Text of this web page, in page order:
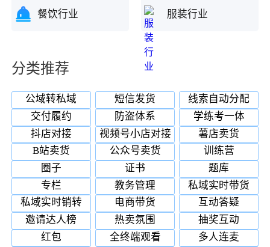
餐饮行业 服装行业
分类推荐
公域转私域 短信发货
线索自动分配
交付履约
防盗体系
学练考一体
抖店对接
视频号小店对接
薯店卖货
B站卖货
公众号卖货
训练营
圈子
证书
题库
专栏
教务管理
私域实时带货
私域实时销转
电商带货
互动答疑
邀请达人榜
热卖氛围
抽奖互动
红包
全终端观看
多人连麦